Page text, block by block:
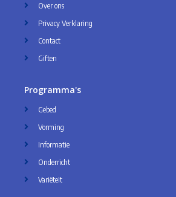
Over ons
Privacy Verklaring
Contact
Giften
Programma's
Gebed
Vorming
Informatie
Onderricht
Variëteit